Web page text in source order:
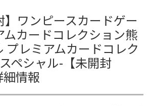
】ワンピースカードゲー
カードコレクション熊
プレミアムカードコレク
ペシャル-【未開封
細情報